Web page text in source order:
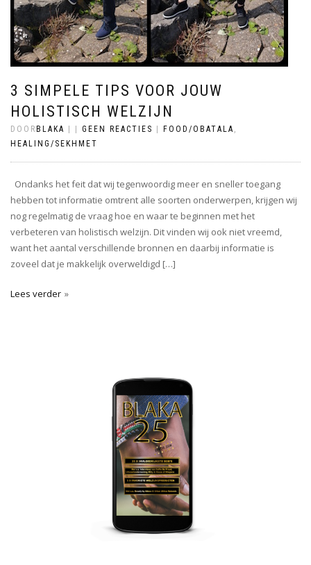
3 SIMPELE TIPS VOOR JOUW
HOLISTISCH WELZIJN
DOOR BLAKA GEEN REACTIES FOOD/OBATALA ,
HEALING/SEKHMET
Ondanks het feit dat wij tegenwoordig meer en sneller toegang
hebben tot informatie omtrent alle soorten onderwerpen, krijgen wij
nog regelmatig de vraag hoe en waar te beginnen met het
verbeteren van holistisch welzijn. Dit vinden wij ook niet vreemd,
want het aantal verschillende bronnen en daarbij informatie is
zoveel dat je makkelijk overweldigd […]
Lees verder